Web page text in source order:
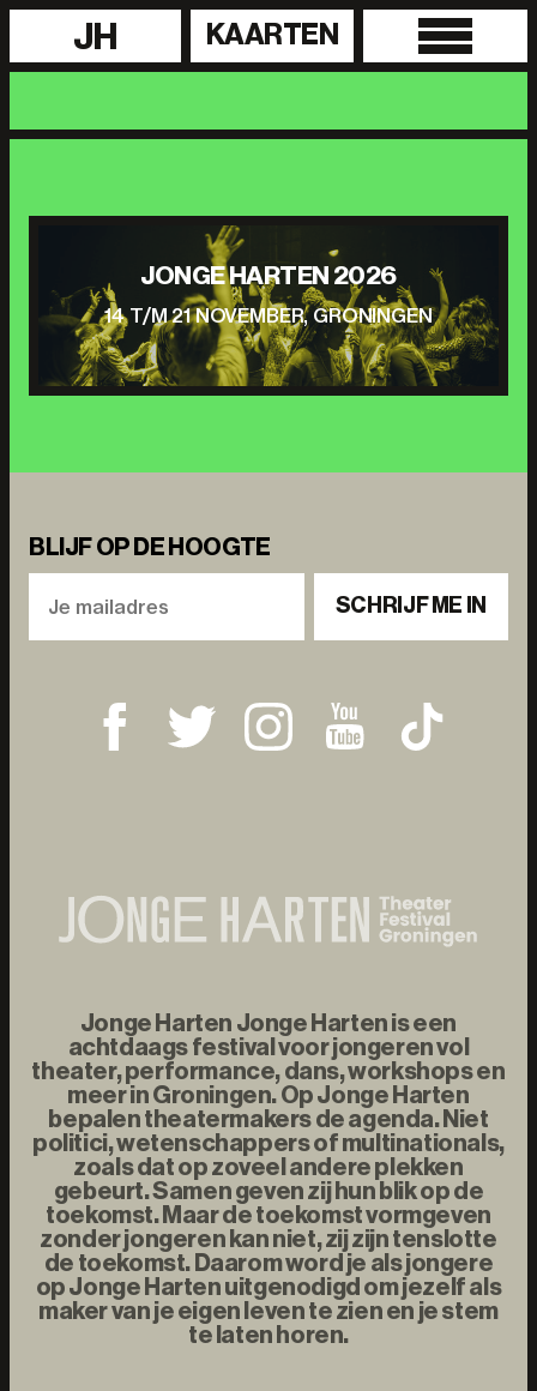
JH KAARTEN
JONGE HARTEN 2026
14 T/M 21 NOVEMBER, GRONINGEN
BLIJF OP DE HOOGTE
SCHRIJF ME IN
Jonge Harten Jonge Harten is een
achtdaags festival voor jongeren vol
theater, performance, dans, workshops en
meer in Groningen. Op Jonge Harten
bepalen theatermakers de agenda. Niet
politici, wetenschappers of multinationals,
zoals dat op zoveel andere plekken
gebeurt. Samen geven zij hun blik op de
toekomst. Maar de toekomst vormgeven
zonder jongeren kan niet, zij zijn tenslotte
de toekomst. Daarom word je als jongere
op Jonge Harten uitgenodigd om jezelf als
maker van je eigen leven te zien en je stem
te laten horen.